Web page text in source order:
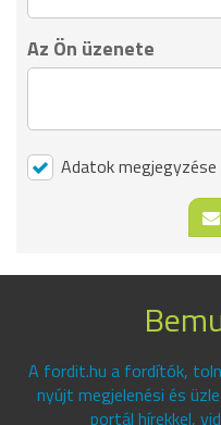
Az Ön üzenete
Adatok megjegyzése
A fordit.hu a fordítók,
nyújt megjelenési és
portál hírekkel,